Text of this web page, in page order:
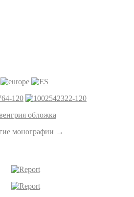
монографии →